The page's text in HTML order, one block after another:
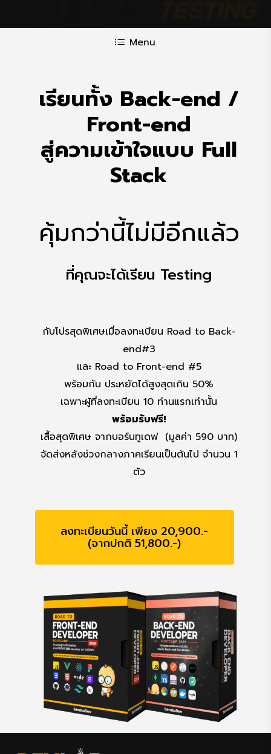
Menu
เรียนทั้ง Back-end /
Front-end
สู่ความเข้าใจแบบ Full
Stack
คุ้มกว่านี้ไม่มีอีกแล้ว
Testing
Framework & Tools
กับโปรสุดพิเศษเมื่อลงทะเบียน Road to Back-
end#3
และ Road to Front-end #5
พร้อมกัน ประหยัดได้สูงสุดเกิน 50%
เฉพาะผู้ที่ลงทะเบียน 10 ท่านแรกเท่านั้น
พร้อมรับฟรี!
เสื้อสุดพิเศษ จากบอร์นทูเดฟ (มูลค่า 590 บาท)
จัดส่งหลังช่วงกลางภาคเรียนเป็นต้นไป จำนวน 1
ตัว
ลงทะเบียนวันนี้ เพียง 20,900.-
(จากปกติ 51,800.-)